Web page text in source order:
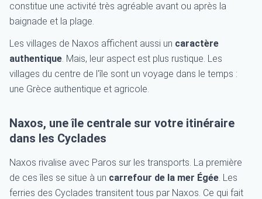
constitue une activité très agréable avant ou après la
baignade et la plage.
Les villages de Naxos affichent aussi un caractère
authentique. Mais, leur aspect est plus rustique. Les
villages du centre de l'île sont un voyage dans le temps :
une Grèce authentique et agricole.
Naxos, une île centrale sur votre itinéraire
dans les Cyclades
Naxos rivalise avec Paros sur les transports. La première
de ces îles se situe à un carrefour de la mer Égée. Les
ferries des Cyclades transitent tous par Naxos. Ce qui fait